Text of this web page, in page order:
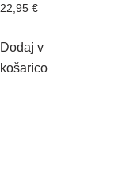
22,95 €
Dodaj v
košarico